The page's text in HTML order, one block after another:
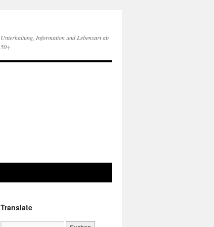
Unterhaltung, Information und Lebensart ab
50+
Translate